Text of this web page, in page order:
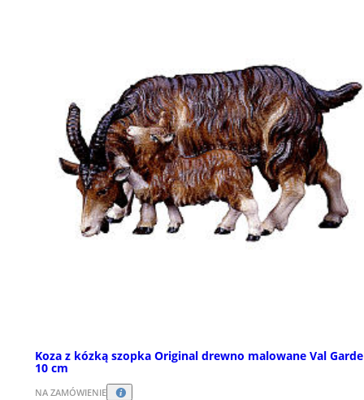
Koza z kózką szopka Original drewno malowane Val
10 cm
NA ZAMÓWIENIE